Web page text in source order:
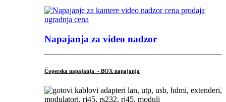
Napajanja za video nadzor
Čoperska napajanja - BOX napajanja